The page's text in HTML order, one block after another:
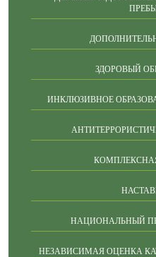
ЗДОРОВЫЙ
ИНКЛЮЗИВНОЕ
НАЦИОНАЛЬНЫЙ
НЕЗАВИСИМАЯ ОЦЕНКА